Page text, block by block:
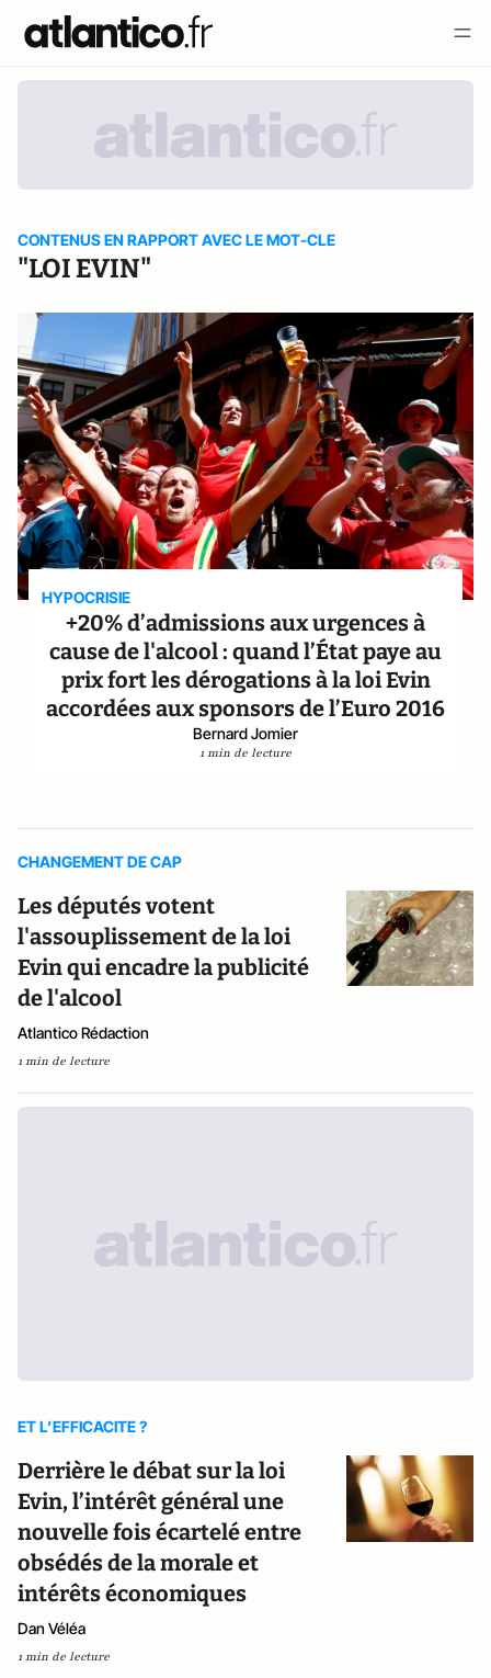
CONTENUS EN RAPPORT AVEC LE MOT-CLE
"LOI EVIN"
HYPOCRISIE
+20% d’admissions aux urgences à
cause de l'alcool : quand l’État paye au
prix fort les dérogations à la loi Evin
accordées aux sponsors de l’Euro 2016
Bernard Jomier
1 min de lecture
CHANGEMENT DE CAP
Les députés votent
l'assouplissement de la loi
Evin qui encadre la publicité
de l'alcool
Atlantico Rédaction
1 min de lecture
ET L’EFFICACITE ?
Derrière le débat sur la loi
Evin, l’intérêt général une
nouvelle fois écartelé entre
obsédés de la morale et
intérêts économiques
Dan Véléa
1 min de lecture